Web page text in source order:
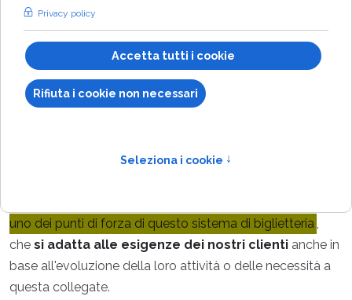
I moduli di ticka
momenti diversidalla prima fornitura,
uno dei punti di forza di questo sistema di biglietteria,
che si adatta alle esigenze dei nostri clienti anche in
base all'evoluzione della loro attività o delle necessità a
questa collegate.